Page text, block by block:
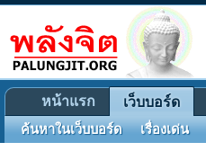
หน้าแรก เว็บบอร์ด
ค้นหาในเว็บบอร์ด เรื่องเด่น